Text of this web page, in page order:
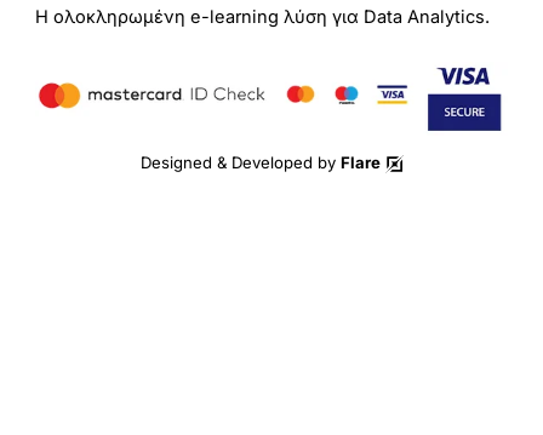
Η ολοκληρωμένη e-learning λύση για Data Analytics.
Designed & Developed by Flare